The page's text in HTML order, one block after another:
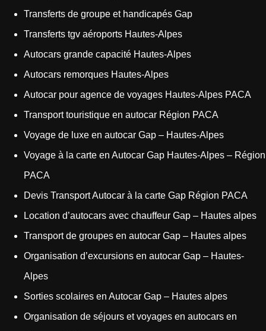
Transferts de groupe et handicapés Gap
Transferts tgv aéroports Hautes-Alpes
Autocars grande capacité Hautes-Alpes
Autocars remorques Hautes-Alpes
Autocar pour agence de voyages Hautes-Alpes PACA
Transport touristique en autocar Région PACA
Voyage de luxe en autocar Gap – Hautes-Alpes
Voyage à la carte en Autocar Gap Hautes-Alpes – Région
PACA
Devis Transport Autocar à la carte Gap Région PACA
Location d’autocars avec chauffeur Gap – Hautes alpes
Transport de groupes en autocar Gap – Hautes alpes
Organisation d’excursions en autocar Gap – Hautes-
Alpes
Sorties scolaires en Autocar Gap – Hautes alpes
Organisation de séjours et voyages en autocars en